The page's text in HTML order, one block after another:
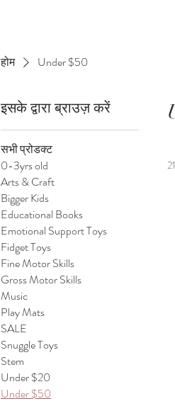
होम Under $50
इसके द्वारा ब्राउज़ करें
सभी प्रोडक्ट
0-3yrs old
Arts & Craft
Bigger Kids
Educational Books
Emotional Support Toys
Fidget Toys
Fine Motor Skills
Gross Motor Skills
Music
Play Mats
SALE
Snuggle Toys
Stem
Under $20
Under $50